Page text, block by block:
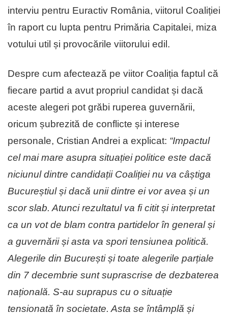
interviu pentru Euractiv România, viitorul Coaliției
în raport cu lupta pentru Primăria Capitalei, miza
votului util și provocările viitorului edil.
Despre cum afectează pe viitor Coaliția faptul că
fiecare partid a avut propriul candidat și dacă
aceste alegeri pot grăbi ruperea guvernării,
oricum șubrezită de conflicte și interese
personale, Cristian Andrei a explicat: “Impactul
cel mai mare asupra situației politice este dacă
niciunul dintre candidații Coaliției nu va câștiga
Bucureștiul și dacă unii dintre ei vor avea și un
scor slab. Atunci rezultatul va fi citit și interpretat
ca un vot de blam contra partidelor în general și
a guvernării și asta va spori tensiunea politică.
Alegerile din București și toate alegerile parțiale
din 7 decembrie sunt suprascrise de dezbaterea
națională. S-au suprapus cu o situație
tensionată în societate. Asta se întâmplă și